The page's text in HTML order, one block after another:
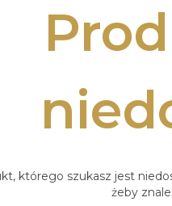
którego szukasz jest
żeby